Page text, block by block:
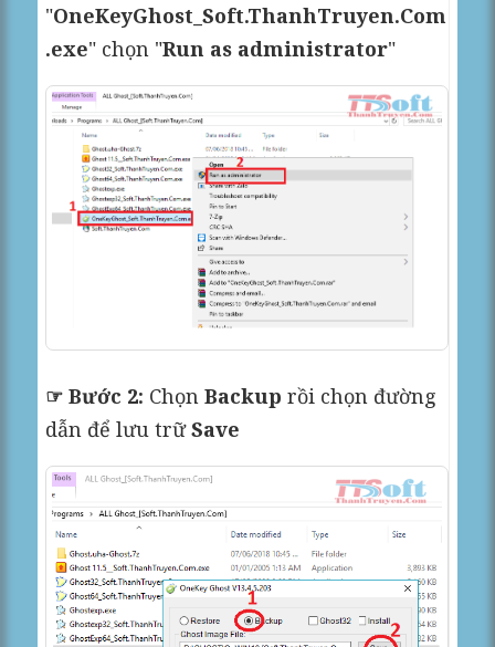
"OneKeyGhost_Soft.ThanhTruyen.Com
.exe" chọn "Run as administrator"
☞ Bước 2: ChọnBackup rồi chọn đường
dẫn để lưu trữSave